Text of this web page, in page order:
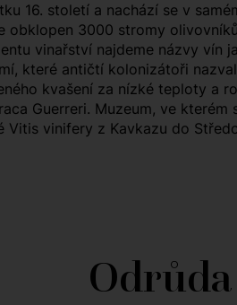
16. století a nachází se v
obklopen 3000 stromy
vinařství najdeme názvy vín
které antičtí kolonizátoři
kvašení za nízké teploty a
Guerreri. Muzeum, ve
vinifery z Kavkazu do
Odrůda